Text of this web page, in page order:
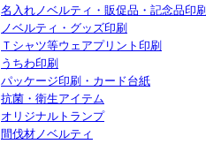
名入れノベルティ・販促品・記念品印刷
ノベルティ・グッズ印刷
Ｔシャツ等ウェアプリント印刷
うちわ印刷
パッケージ印刷・カード台紙
抗菌・衛生アイテム
オリジナルトランプ
間伐材ノベルティ